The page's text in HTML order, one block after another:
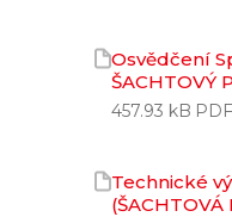
Osvědčení
ŠACHTOVÝ
457.93 kB PDF
Technické
(ŠACHTOVÁ